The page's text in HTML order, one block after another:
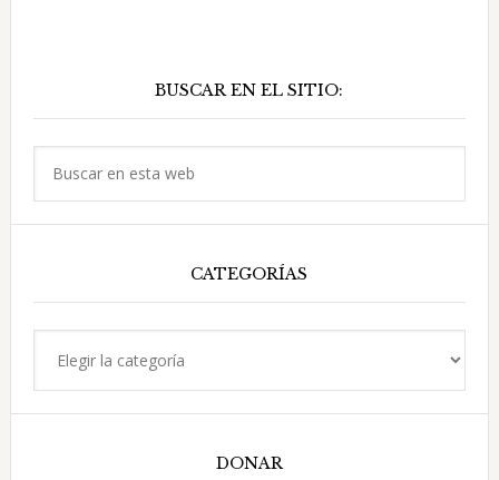
principal
BUSCAR EN EL SITIO:
CATEGORÍAS
DONAR